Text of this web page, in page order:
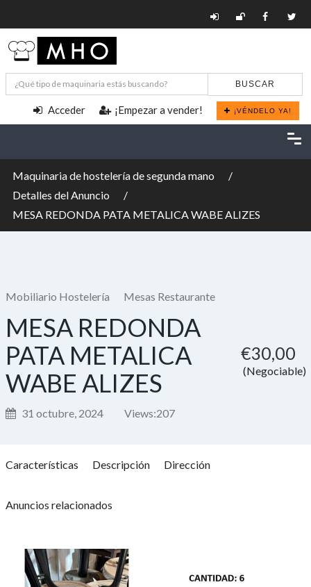
BUSCAR
Acceder ¡Empezar a vender! ¡VÉNDELO YA!
Maquinaria de hostelería de segunda mano
Detalles del Anuncio
MESA REDONDA PATA METALICA WABE ALIZES
Mobiliario Hostelería Mesas Restaurante
MESA REDONDA
PATA METALICA
WABE ALIZES
31 octubre, 2024 Views:207
€30,00
(Negociable)
Características Descripción Dirección
Anuncios relacionados